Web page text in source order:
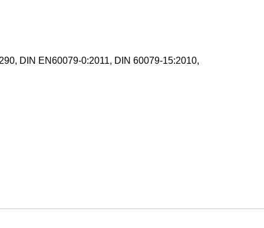
DIN EN60079-0:2011, DIN 60079-15:2010,